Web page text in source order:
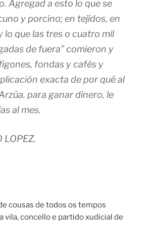
Agregad a esto lo que se
y porcino; en tejídos, en
lo que las tres o cuatro mil
de fuera” comieron y
fondas y cafés y
exacta de por qué al
para ganar dinero, le
al mes.
LOPEZ.
cousas de todos os tempos
vila, concello e partido xudicial de